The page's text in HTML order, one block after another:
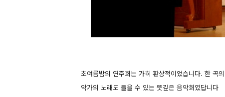
초여름밤의 연주회는 가히 환상적이었습니다. 한 곡
악가의 노래도 들을 수 있는 뜻깊은 음악회였답니다